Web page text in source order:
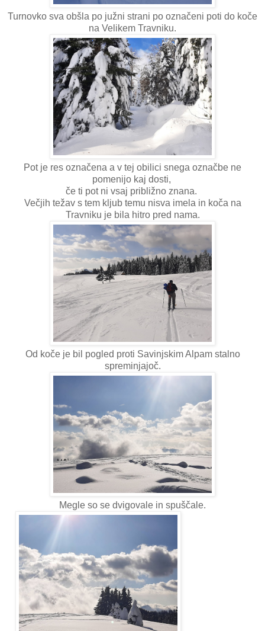
Turnovko sva obšla po južni strani po označeni poti do koče
na Velikem Travniku.
Pot je res označena a v tej obilici snega označbe ne
pomenijo kaj dosti,
če ti pot ni vsaj približno znana.
Večjih težav s tem kljub temu nisva imela in koča na
Travniku je bila hitro pred nama.
Od koče je bil pogled proti Savinjskim Alpam stalno
spreminjajoč.
Megle so se dvigovale in spuščale.